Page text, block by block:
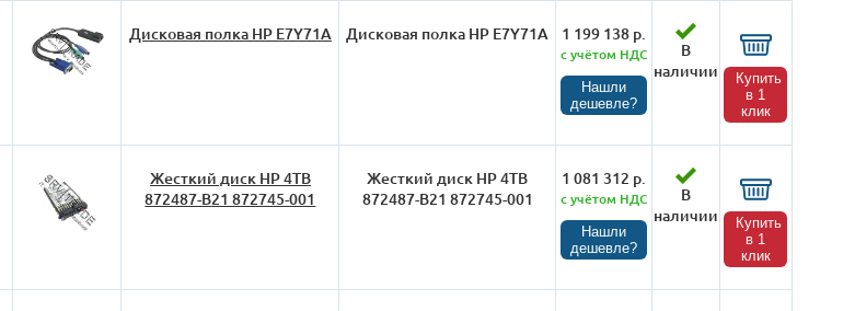
Дисковая полка HP E7Y71A Дисковая полка HP E7Y71A 1 199 138 р.
с учётом НДС
Нашли
дешевле?
В
наличии
Купить
в 1
клик
Жесткий диск HP 4TB
872487-B21 872745-001
Жесткий диск HP 4TB
872487-B21 872745-001
1 081 312 р.
с учётом НДС
Нашли
дешевле?
В
наличии
Купить
в 1
клик